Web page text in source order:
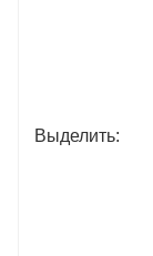
Выделить: